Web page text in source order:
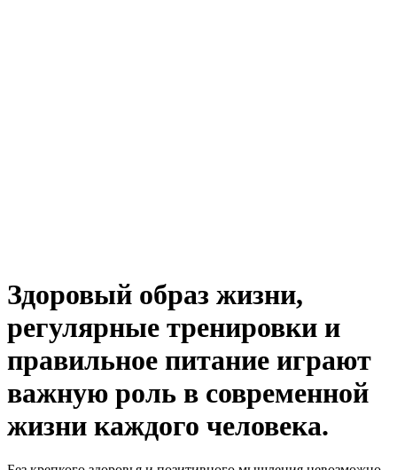
Здоровый образ жизни,
регулярные тренировки и
правильное питание играют
важную роль в современной
жизни каждого человека.